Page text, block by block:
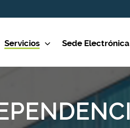
Servicios Sede Electrónica